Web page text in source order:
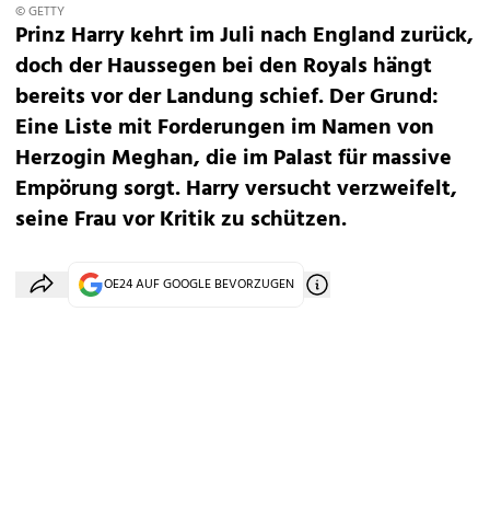
© GETTY
Prinz Harry kehrt im Juli nach England zurück,
doch der Haussegen bei den Royals hängt
bereits vor der Landung schief. Der Grund:
Eine Liste mit Forderungen im Namen von
Herzogin Meghan, die im Palast für massive
Empörung sorgt. Harry versucht verzweifelt,
seine Frau vor Kritik zu schützen.
OE24 AUF GOOGLE BEVORZUGEN